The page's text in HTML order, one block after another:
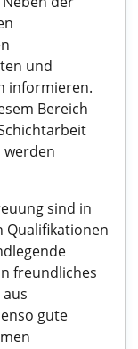
und
informieren.
Bereich
werden
sind in
Qualifikationen
freundliches
gute